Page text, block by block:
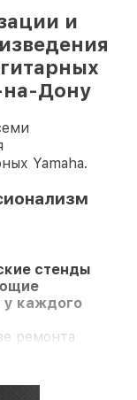
и
на-Дону
Yamaha.
стенды
у каждого
ремонта